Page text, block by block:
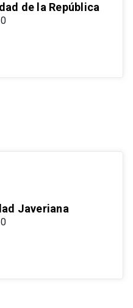
de la República
Javeriana